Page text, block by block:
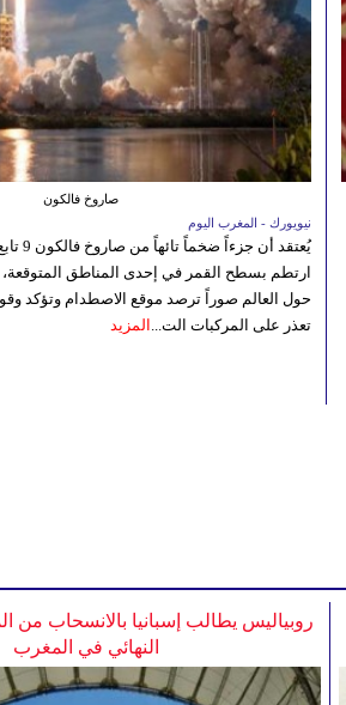
صاروخ فالكون
نيويورك - المغرب اليوم
يُعتقد
ارتطم بسطح القمر في إحدى المناطق المتوقعة،
حول العالم صوراً ترصد موقع الاصطدام وتؤكد
تعذر على المركبات الت... المزيد
روبياليس يطالب إسبانيا بالانسحاب من
النهائي في المغرب